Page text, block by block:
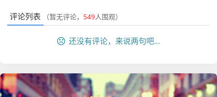
评论列表 （暂无评论， 549人围观）
还没有评论，来说两句吧...